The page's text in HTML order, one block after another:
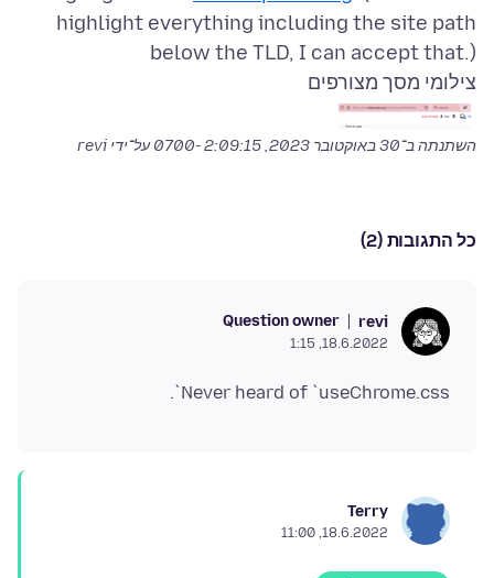
highlight everything including the site path
below the TLD, I can accept that.)
צילומי מסך מצורפים
השתנתה ב־30 באוקטובר 2023, 2:09:15 -0700 על־ידי revi
כל התגובות (2)
revi
Question owner
18.6.2022, 1:15
Never heard of `useChrome.css`.
Terry
18.6.2022, 11:00